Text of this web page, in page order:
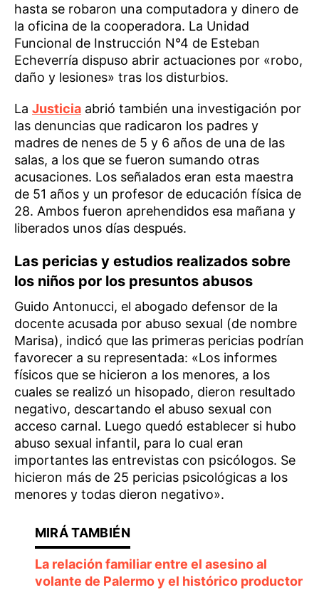
hasta se robaron una computadora y dinero de
la oficina de la cooperadora. La Unidad
Funcional de Instrucción N°4 de Esteban
Echeverría dispuso abrir actuaciones por «robo,
daño y lesiones» tras los disturbios.
La Justicia abrió también una investigación por
las denuncias que radicaron los padres y
madres de nenes de 5 y 6 años de una de las
salas, a los que se fueron sumando otras
acusaciones. Los señalados eran esta maestra
de 51 años y un profesor de educación física de
28. Ambos fueron aprehendidos esa mañana y
liberados unos días después.
Las pericias y estudios realizados sobre
los niños por los presuntos abusos
Guido Antonucci, el abogado defensor de la
docente acusada por abuso sexual (de nombre
Marisa), indicó que las primeras pericias podrían
favorecer a su representada: «Los informes
físicos que se hicieron a los menores, a los
cuales se realizó un hisopado, dieron resultado
negativo, descartando el abuso sexual con
acceso carnal. Luego quedó establecer si hubo
abuso sexual infantil, para lo cual eran
importantes las entrevistas con psicólogos. Se
hicieron más de 25 pericias psicológicas a los
menores y todas dieron negativo».
La relación familiar entre el asesino al
volante de Palermo y el histórico productor